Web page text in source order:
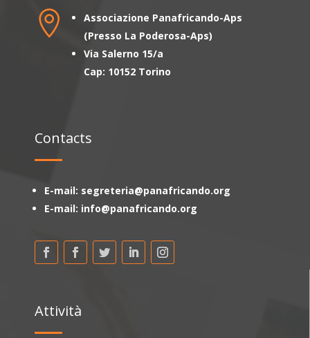

Associazione Panafricando-Aps
(Presso La Poderosa-Aps)
Via Salerno 15/a
Cap: 10152 Torino
Contacts
E-mail: segreteria@panafricando.org
E-mail: info@panafricando.org
Attività